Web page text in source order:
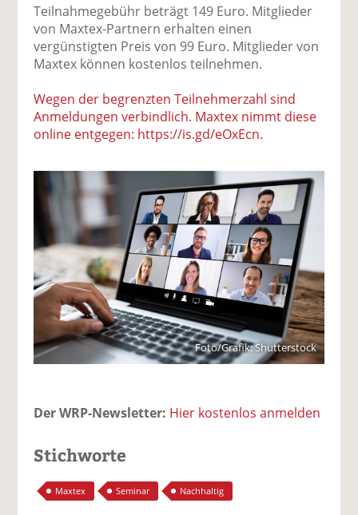
Teilnahmegebühr beträgt 149 Euro. Mitglieder
von Maxtex-Partnern erhalten einen
vergünstigten Preis von 99 Euro. Mitglieder von
Maxtex können kostenlos teilnehmen.
Wegen der begrenzten Teilnehmerzahl sind
Anmeldungen verbindlich. Maxtex nimmt diese
online entgegen: https://is.gd/eOxEcn.
Foto/Grafik: Shutterstock
Der WRP-Newsletter: Hier kostenlos anmelden
Stichworte
Maxtex Seminar Nachhaltig